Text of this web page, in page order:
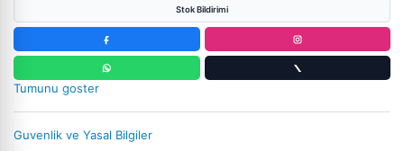
Stok Bildirimi
Tumunu goster
Guvenlik ve Yasal Bilgiler